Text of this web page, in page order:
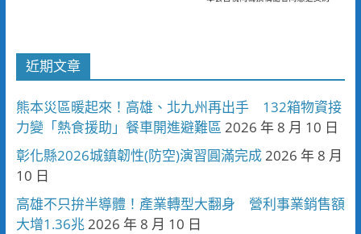
近期文章
熊本災區暖起來！高雄、北九州再出手 132箱物資接
力變「熱食援助」餐車開進避難區 2026 年 8 月 10 日
彰化縣2026城鎮韌性(防空)演習圓滿完成 2026 年 8 月
10 日
高雄不只拚半導體！產業轉型大翻身 營利事業銷售額
大增1.36兆 2026 年 8 月 10 日